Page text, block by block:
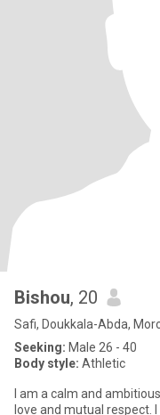
Bishou, 20
Safi, Doukkala-Abda,
Seeking: Male 26 - 40
Body style: Athletic
I am a calm and
love and mutual respect.